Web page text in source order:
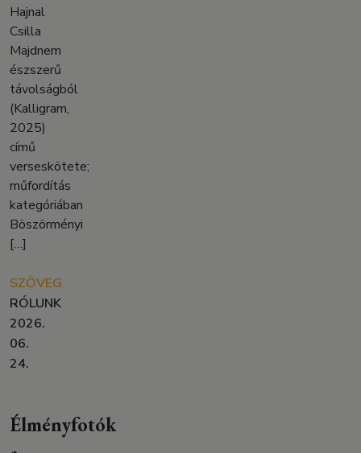
Hajnal
Csilla
Majdnem
észszerű
távolságból
(Kalligram,
2025)
című
verseskötete;
műfordítás
kategóriában
Böszörményi
[…]
SZÖVEG
RÓLUNK
2026.
06.
24.
Élményfotók